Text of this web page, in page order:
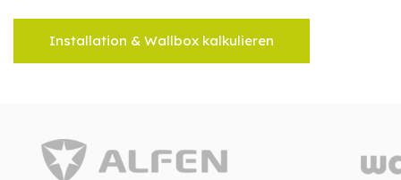
Installation & Wallbox kalkulieren